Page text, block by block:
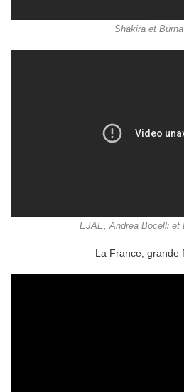
Shakira et
EJAE, Andrea Bocelli et
La France, grande